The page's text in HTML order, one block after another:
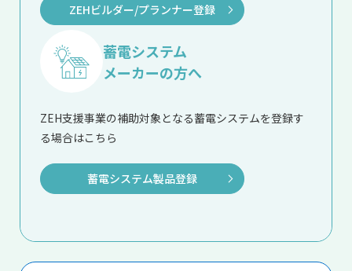
ZEHビルダー/プランナー登録
蓄電システム
メーカーの方へ
蓄電システム製品登録
ZEH支援事業の補助対象となる蓄電システムを登録す
る場合はこちら